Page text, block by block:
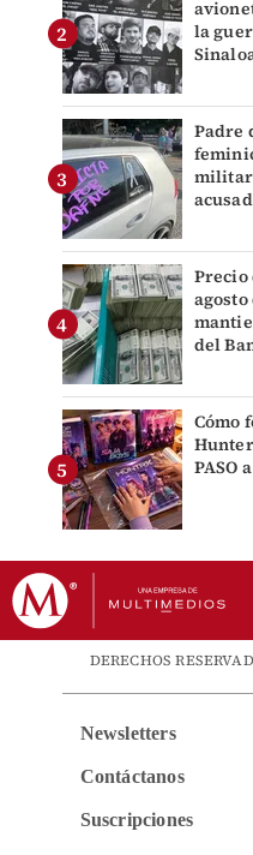
la
Padre
Precio
agosto
del
Cómo
PASO
DERECHOS
Newsletters
Contáctanos
Suscripciones